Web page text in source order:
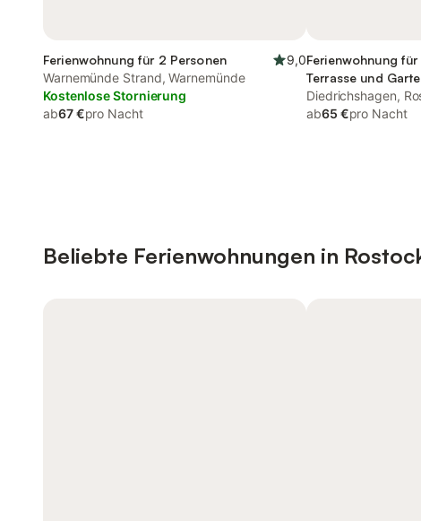
Ferienwohnung für 2 Personen
9,0
Warnemünde Strand, Warnemünde
Kostenlose Stornierung
ab67 €pro Nacht
Ferienwohnung
Terrasse und
Diedrichshagen,
ab65 €pro Nacht
Beliebte Ferienwohnungen in